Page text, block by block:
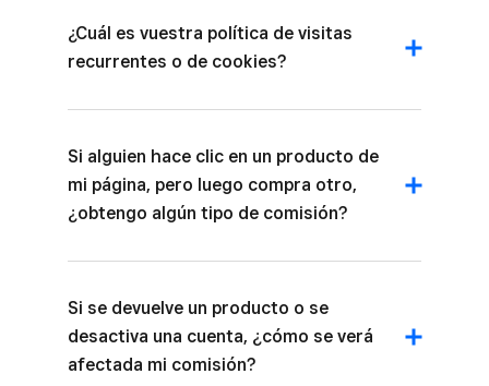
¿Cuál es vuestra política de visitas
recurrentes o de cookies?
Si alguien hace clic en un producto de
mi página, pero luego compra otro,
¿obtengo algún tipo de comisión?
Si se devuelve un producto o se
desactiva una cuenta, ¿cómo se verá
afectada mi comisión?